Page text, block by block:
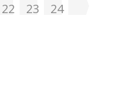
22 23 24